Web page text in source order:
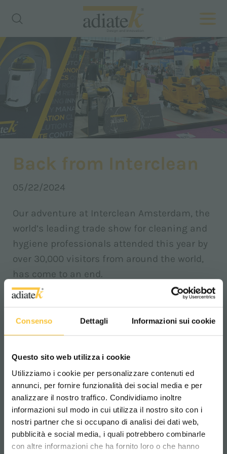
Consenso Dettagli Informazioni sui cookie
Questo sito web utilizza i cookie
Utilizziamo i cookie per personalizzare contenuti ed
annunci, per fornire funzionalità dei social media e per
analizzare il nostro traffico. Condividiamo inoltre
informazioni sul modo in cui utilizza il nostro sito con i
nostri partner che si occupano di analisi dei dati web,
pubblicità e social media, i quali potrebbero combinarle
con altre informazioni che ha fornito loro o che hanno
Back from Interclean
05/22/2024
Our adventure at Interclean Amsterdam, the
world’s leading trade show for cleaning and
hygiene professionals attended this year by
over 30,000 visitors from around the world,
has come to an end.
Our thanks go to everyone who came to visit
us, to listen to and learn about us, to forge
relationship and to talk about all the new
show!
You and your feedback have been very
important for us! We hope you felt inspired
by our products.
We keep doing our best every day to offer you
Scegli il paese in cui ti trovi e la tua
lingua per una migliore esperienza di